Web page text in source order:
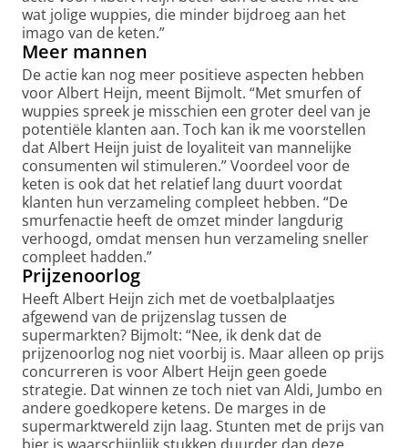
wat jolige wuppies, die minder bijdroeg aan het
imago van de keten.”
Meer mannen
De actie kan nog meer positieve aspecten hebben
voor Albert Heijn, meent Bijmolt. “Met smurfen of
wuppies spreek je misschien een groter deel van je
potentiële klanten aan. Toch kan ik me voorstellen
dat Albert Heijn juist de loyaliteit van mannelijke
consumenten wil stimuleren.” Voordeel voor de
keten is ook dat het relatief lang duurt voordat
klanten hun verzameling compleet hebben. “De
smurfenactie heeft de omzet minder langdurig
verhoogd, omdat mensen hun verzameling sneller
compleet hadden.”
Prijzenoorlog
Heeft Albert Heijn zich met de voetbalplaatjes
afgewend van de prijzenslag tussen de
supermarkten? Bijmolt: “Nee, ik denk dat de
prijzenoorlog nog niet voorbij is. Maar alleen op prijs
concurreren is voor Albert Heijn geen goede
strategie. Dat winnen ze toch niet van Aldi, Jumbo en
andere goedkopere ketens. De marges in de
supermarktwereld zijn laag. Stunten met de prijs van